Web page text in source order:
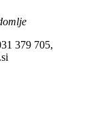
379 705,